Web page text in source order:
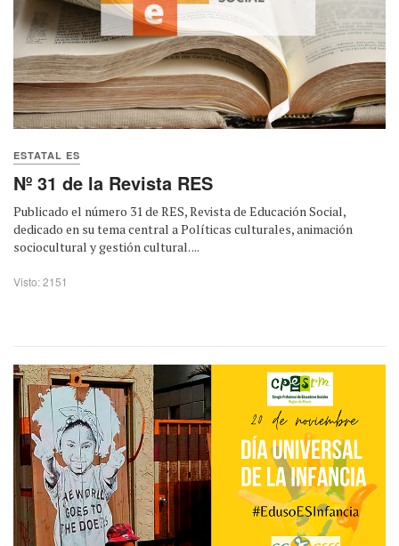
ESTATAL ES
Nº 31 de la Revista RES
Publicado el número 31 de RES, Revista de Educación Social,
dedicado en su tema central a Políticas culturales, animación
sociocultural y gestión cultural. ...
Visto: 2151